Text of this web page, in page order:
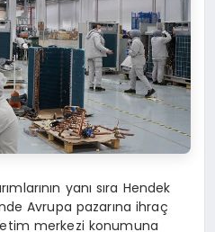
yanı sıra Hendek
Avrupa pazarına ihraç
merkezi konumuna